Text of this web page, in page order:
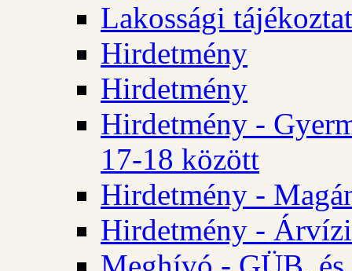
Lakossági
Hirdetmény
Hirdetmény
Hirdetmény -
17-18 között
Hirdetmény -
Hirdetmény -